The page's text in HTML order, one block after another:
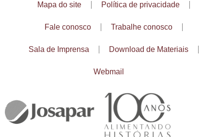
Mapa do site Política de privacidade
Fale conosco Trabalhe conosco
Sala de Imprensa Download de Materiais
Webmail